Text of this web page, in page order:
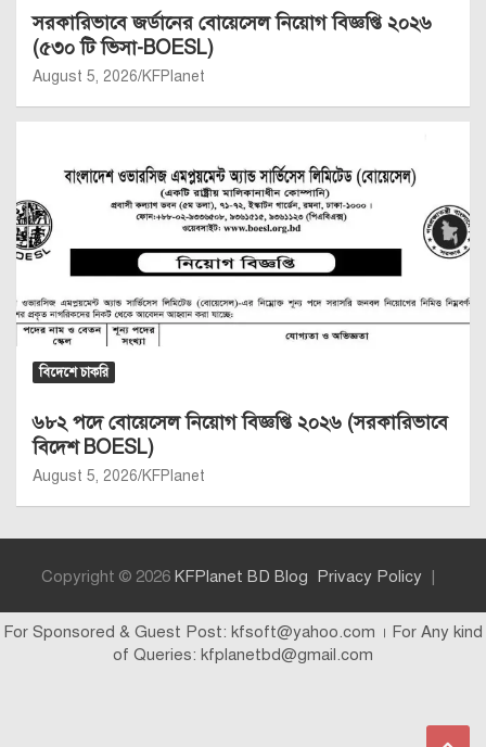
সরকারিভাবে জর্ডানের বোয়েসেল নিয়োগ বিজ্ঞপ্তি ২০২৬
(৫৩০ টি ভিসা-BOESL)
August 5, 2026 KFPlanet
বিদেশে চাকরি
৬৮২ পদে বোয়েসেল নিয়োগ বিজ্ঞপ্তি ২০২৬ (সরকারিভাবে
বিদেশ BOESL)
August 5, 2026 KFPlanet
Copyright © 2026 KFPlanet BD Blog Privacy Policy
For Sponsored & Guest Post: kfsoft@yahoo.com । For Any kind
of Queries: kfplanetbd@gmail.com